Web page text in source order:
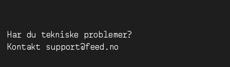
Har du tekniske problemer?
Kontakt
support@feed.no